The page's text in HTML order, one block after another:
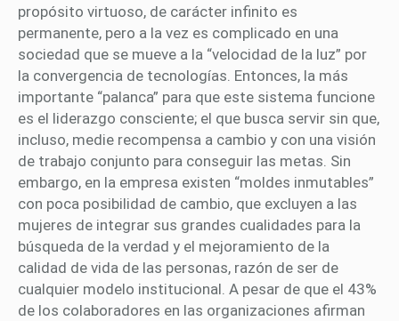
propósito virtuoso, de carácter infinito es
permanente, pero a la vez es complicado en una
sociedad que se mueve a la “velocidad de la luz” por
la convergencia de tecnologías. Entonces, la más
importante “palanca” para que este sistema funcione
es el liderazgo consciente; el que busca servir sin que,
incluso, medie recompensa a cambio y con una visión
de trabajo conjunto para conseguir las metas. Sin
embargo, en la empresa existen “moldes inmutables”
con poca posibilidad de cambio, que excluyen a las
mujeres de integrar sus grandes cualidades para la
búsqueda de la verdad y el mejoramiento de la
calidad de vida de las personas, razón de ser de
cualquier modelo institucional. A pesar de que el 43%
de los colaboradores en las organizaciones afirman